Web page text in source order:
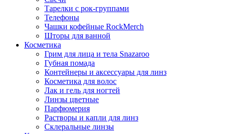
Тарелки с рок-группами
Телефоны
Чашки кофейные RockMerch
Шторы для ванной
Косметика
Грим для лица и тела Snazaroo
Губная помада
Контейнеры и аксессуары для линз
Косметика для волос
Лак и гель для ногтей
Линзы цветные
Парфюмерия
Растворы и капли для линз
Склеральные линзы